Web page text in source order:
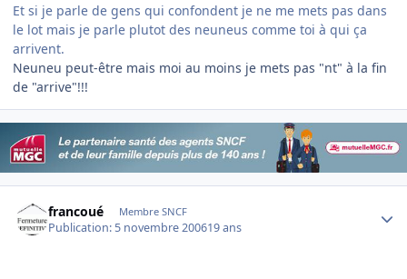
Et si je parle de gens qui confondent je ne me mets pas dans
le lot mais je parle plutot des neuneus comme toi à qui ça
arrivent.
Neuneu peut-être mais moi au moins je mets pas "nt" à la fin
de "arrive"!!!
francoué Membre SNCF
Publication: 5 novembre 200619 ans